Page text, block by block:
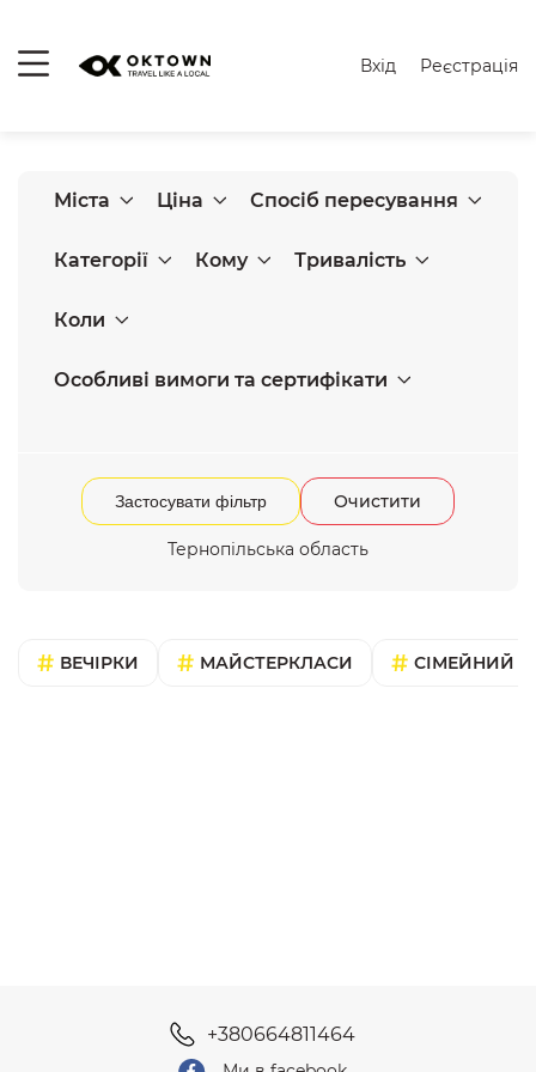
Вхід Реєстрація
Міста Ціна Спосіб пересування
Категорії Кому Тривалість
Коли
Особливі вимоги та сертифікати
Застосувати фільтр Очистити
Тернопільська область
ВЕЧІРКИ МАЙСТЕРКЛАСИ СІМЕЙНИЙ
+380664811464